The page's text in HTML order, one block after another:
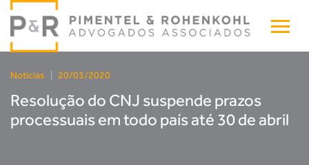
Notícias 20/03/2020
Resolução do CNJ suspende prazos
processuais em todo país até 30 de abril